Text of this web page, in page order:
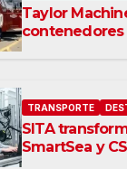
Taylor
contenedores
TRANSPORTE
SITA
SmartSea y